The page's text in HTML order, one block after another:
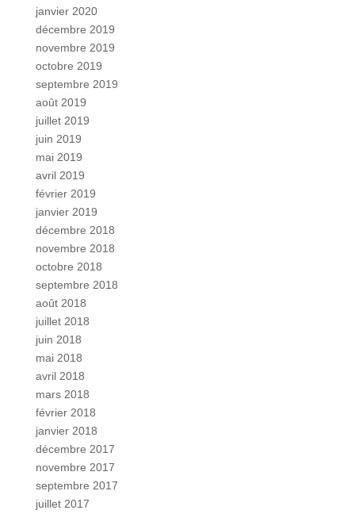
janvier 2020
décembre 2019
novembre 2019
octobre 2019
septembre 2019
août 2019
juillet 2019
juin 2019
mai 2019
avril 2019
février 2019
janvier 2019
décembre 2018
novembre 2018
octobre 2018
septembre 2018
août 2018
juillet 2018
juin 2018
mai 2018
avril 2018
mars 2018
février 2018
janvier 2018
décembre 2017
novembre 2017
septembre 2017
juillet 2017